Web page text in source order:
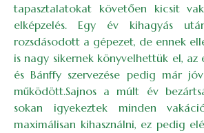
tapasztalatokat követően kicsit
elképzelés. Egy év kihagyás
rozsdásodott a gépezet, de ennek
is nagy sikernek könyvelhettük el, az
és Bánffy szervezése pedig már
működött.Sajnos a múlt év
sokan igyekeztek minden
maximálisan kihasználni, ez pedig